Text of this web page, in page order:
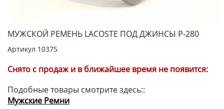
МУЖСКОЙ РЕМЕНЬ LACOSTE ПОД ДЖИНСЫ Р-280
Артикул 10375
Снято с продаж и в ближайшее время не появится:
Подобные товары смотрите здесь::
Мужские Ремни